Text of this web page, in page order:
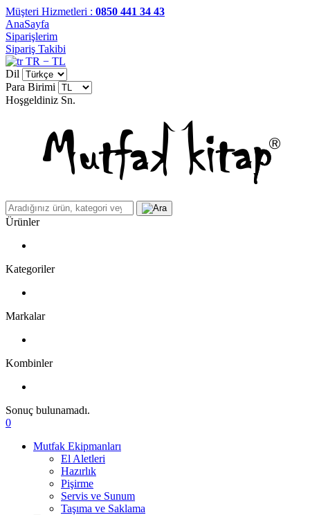
Müşteri Hizmetleri : 0850 441 34 43
AnaSayfa
Siparişlerim
Sipariş Takibi
TR − TL
Dil
Para Birimi
Hoşgeldiniz Sn.
Ürünler
Kategoriler
Markalar
Kombinler
Sonuç bulunamadı.
0
Mutfak Ekipmanları
El Aletleri
Hazırlık
Pişirme
Servis ve Sunum
Taşıma ve Saklama